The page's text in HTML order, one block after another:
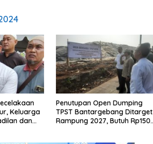
Keluarga
dan
Penutupan Open Dumping
TPST Bantargebang Ditarget
Rampung 2027, Butuh Rp150